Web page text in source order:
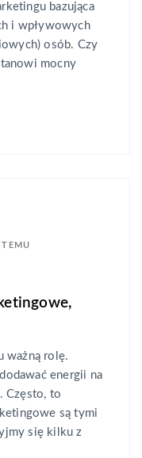
bazująca
i wpływowych
osób. Czy
mocny
ważną rolę.
energii na
Często, to
są tymi
się kilku z